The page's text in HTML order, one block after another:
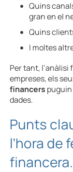
Quins
gran en el
Quins
I moltes
Per tant,
empreses, els
financers
dades.
Punts
l’hora de
financera.